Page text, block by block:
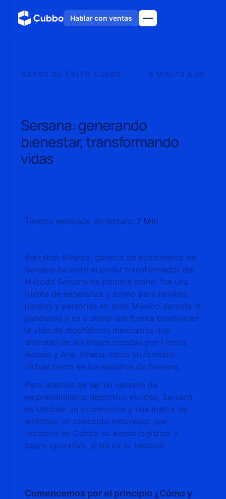
Hablar con ventas
CASOS DE ÉXITO CUBBO 8 MIN /13 AUG
Sersana: generando
bienestar, transformando
vidas
Tiempo estimado de lectura: 7 Min
Betzabet Alvarez, gerente de ecommerce de
Sersana ha visto el poder transformador del
Método Sersana de primera mano: fue una
fuente de esperanza y ánimo para familias,
parejas y personas en todo México durante la
pandemia y es a diario una fuerza positiva en
la vida de muchísimos mexicanos que
disfrutan de las clases creadas por Leticia
Román y Ana Jimena, tanto en formato
virtual como en los estudios de Sersana.
Pero además de ser un ejemplo de
emprendimiento deportivo exitoso, Sersana
es también un ecommerce y una marca de
wellness; un concepto innovador que
encontró en Cubbo su aliado logístico y
brazo operativo. ¡Esta es su historia!
Comencemos por el principio ¿Cómo y